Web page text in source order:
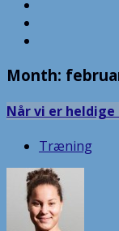
Month:
Når vi er heldige
Træning